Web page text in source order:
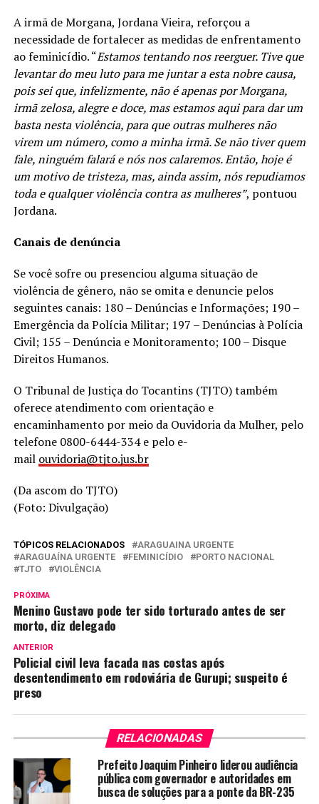
A irmã de Morgana, Jordana Vieira, reforçou a
necessidade de fortalecer as medidas de enfrentamento
ao feminicídio. “Estamos tentando nos reerguer. Tive que
levantar do meu luto para me juntar a esta nobre causa,
pois sei que, infelizmente, não é apenas por Morgana,
irmã zelosa, alegre e doce, mas estamos aqui para dar um
basta nesta violência, para que outras mulheres não
virem um número, como a minha irmã. Se não tiver quem
fale, ninguém falará e nós nos calaremos. Então, hoje é
um motivo de tristeza, mas, ainda assim, nós repudiamos
toda e qualquer violência contra as mulheres”, pontuou
Jordana.
Canais de denúncia
Se você sofre ou presenciou alguma situação de
violência de gênero, não se omita e denuncie pelos
seguintes canais: 180 – Denúncias e Informações; 190 –
Emergência da Polícia Militar; 197 – Denúncias à Polícia
Civil; 155 – Denúncia e Monitoramento; 100 – Disque
Direitos Humanos.
O Tribunal de Justiça do Tocantins (TJTO) também
oferece atendimento com orientação e
encaminhamento por meio da Ouvidoria da Mulher, pelo
telefone 0800-6444-334 e pelo e-
mail ouvidoria@tjto.jus.br
(Da ascom do TJTO)
(Foto: Divulgação)
TÓPICOS RELACIONADOS
ARAGUAINA URGENTE
ARAGUAÍNA URGENTE
FEMINICÍDIO
PORTO NACIONAL
TJTO
VIOLÊNCIA
PRÓXIMA
Menino Gustavo pode ter sido torturado antes de ser
morto, diz delegado
ANTERIOR
Policial civil leva facada nas costas após
desentendimento em rodoviária de Gurupi; suspeito é
preso
RELACIONADAS
Prefeito Joaquim Pinheiro liderou audiência
pública com governador e autoridades em
busca de soluções para a ponte da BR-235